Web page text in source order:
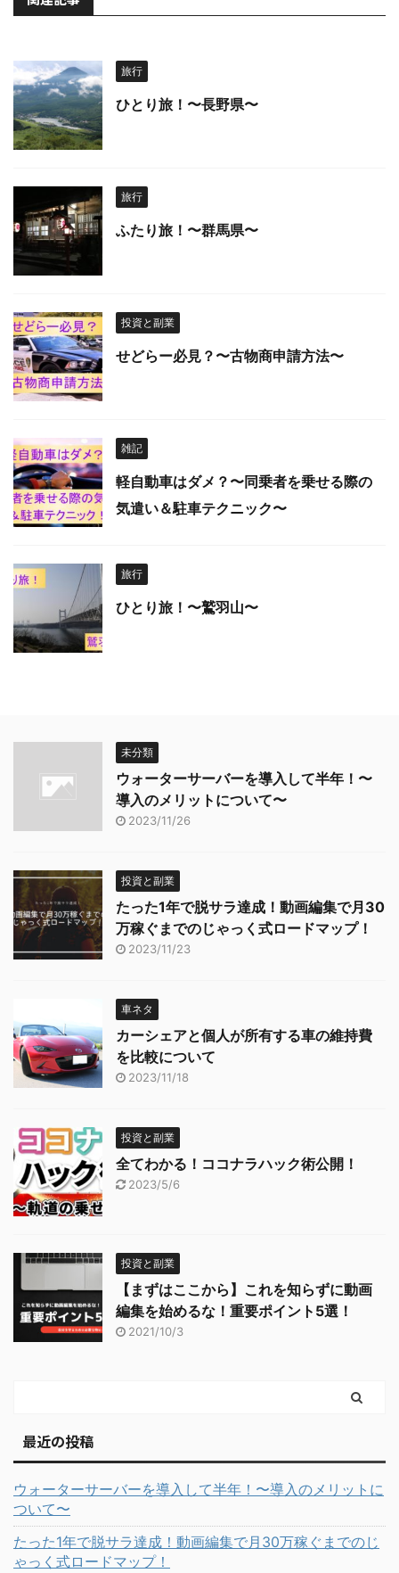
旅行
ひとり旅！〜長野県〜
旅行
ふたり旅！〜群馬県〜
投資と副業
せどらー必見？〜古物商申請方法〜
雑記
軽自動車はダメ？〜同乗者を乗せる際の
気遣い＆駐車テクニック〜
旅行
ひとり旅！〜鷲羽山〜
未分類
ウォーターサーバーを導入して半年！〜
導入のメリットについて〜
2023/11/26
投資と副業
たった1年で脱サラ達成！動画編集で月30
万稼ぐまでのじゃっく式ロードマップ！
2023/11/23
車ネタ
カーシェアと個人が所有する車の維持費
を比較について
2023/11/18
投資と副業
全てわかる！ココナラハック術公開！
2023/5/6
投資と副業
【まずはここから】これを知らずに動画
編集を始めるな！重要ポイント5選！
2021/10/3
最近の投稿
ウォーターサーバーを導入して半年！〜導入のメリットに
ついて〜
たった1年で脱サラ達成！動画編集で月30万稼ぐまでのじ
ゃっく式ロードマップ！